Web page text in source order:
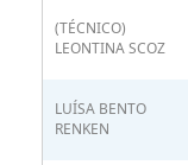
(TÉCNICO)
LEONTINA SCOZ
LUÍSA BENTO
RENKEN